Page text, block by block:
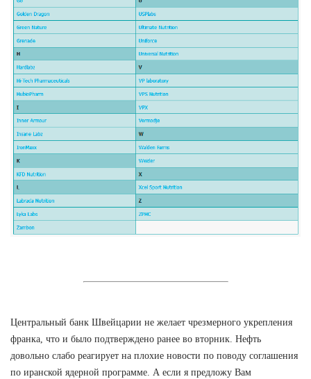
Центральный банк Швейцарии не желает чрезмерного укрепления
франка, что и было подтверждено ранее во вторник. Нефть
довольно слабо реагирует на плохие новости по поводу соглашения
по иранской ядерной программе. А если я предложу Вам